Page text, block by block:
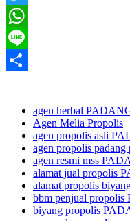
Twitter
WhatsApp
Line
agen herbal
Agen Melia Propolis
agen propolis asli
agen propolis padang
agen resmi mss
alamat jual propolis
alamat propolis
bbm penjual
biyang propolis